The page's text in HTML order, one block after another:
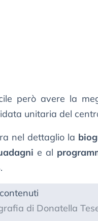
però avere la
unitaria del
nel dettaglio la
e al
di Donatella